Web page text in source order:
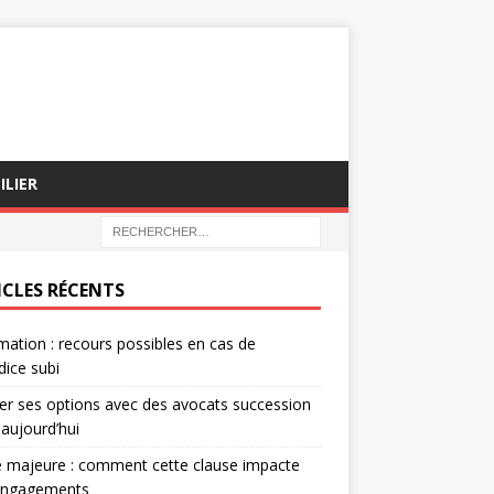
RÉCENTS
: recours possibles en cas de
subi
ses options avec des avocats succession
majeure : comment cette clause impacte